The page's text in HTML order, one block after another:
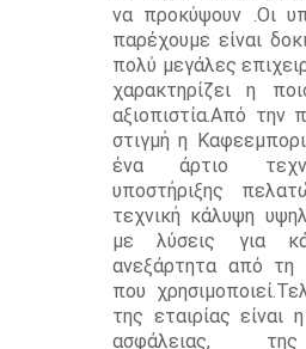
να προκύψουν .Οι
παρέχουμε είναι
πολύ μεγάλες
χαρακτηρίζει η
αξιοπιστία.Από την
στιγμή η
ένα άρτιο
υποστήριξης
τεχνική κάλυψη
με λύσεις για
ανεξάρτητα από τη
που
της εταιρίας είναι
ασφάλειας,